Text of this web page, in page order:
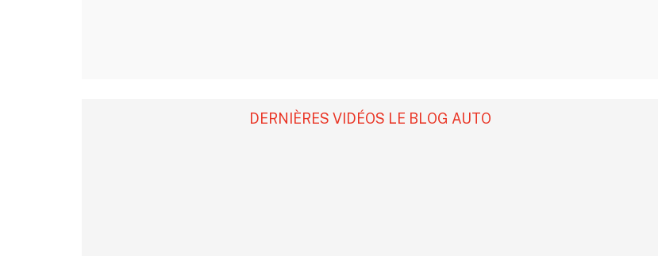
DERNIÈRES VIDÉOS LE BLOG AUTO